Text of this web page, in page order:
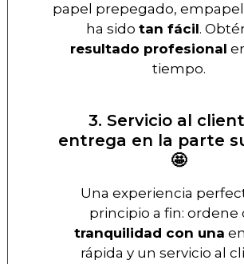
papel prepegado,
ha sido tan fácil.
resultado profesional
tiempo.
3. Servicio al
entrega en la parte
🤩
Una experiencia
principio a fin: ordene
tranquilidad con una
rápida y un servicio al